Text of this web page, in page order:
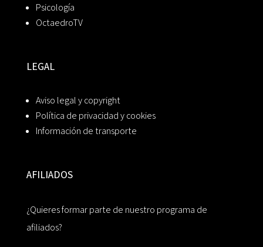
Psicología
OctaedroTV
LEGAL
Aviso legal y copyright
Política de privacidad y cookies
Información de transporte
AFILIADOS
¿Quieres formar parte de nuestro programa de
afiliados?